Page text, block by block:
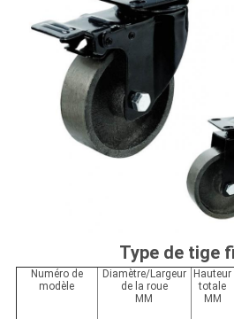
Type de tige
Numéro de
modèle
Diamètre/Largeur
de la roue
MM
Hauteur
totale
MM